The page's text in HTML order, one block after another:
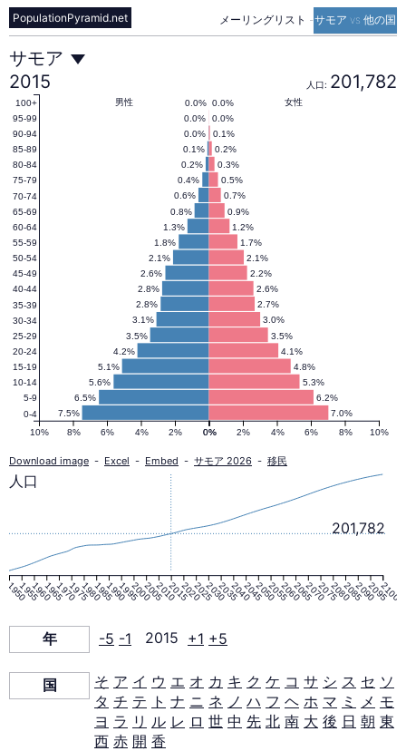
メーリングリスト -サモア vs 他の国
PopulationPyramid.net
サ
モ
ア
の
人
口
ピ
ラ
ミ
ド
2015
年
サモア
2015
人口: 201,782
7.0%
7.5%
6.2%
6.5%
5.3%
5.6%
4.8%
5.1%
4.1%
4.2%
3.5%
3.5%
3.0%
3.1%
2.7%
2.8%
2.6%
2.8%
2.2%
2.6%
2.1%
2.1%
1.7%
1.8%
1.2%
1.3%
0.9%
0.8%
0.7%
0.6%
0.5%
0.4%
0.3%
0.2%
0.2%
0.1%
0.1%
0.0%
0.0%
0.0%
0.0%
0.0% 女性
男性
0% 2% 4% 6% 8% 10%
10% 8% 6% 4% 2% 0%
0-4
5-9
10-14
15-19
20-24
25-29
30-34
35-39
40-44
45-49
50-54
55-59
60-64
65-69
70-74
75-79
80-84
85-89
90-94
95-99
100+
Download image - Excel - Embed - サモア 2026 - 移民
1950195519601965197019751980198519901995200020052010201520202025203020352040204520502055206020652070207520802085209020952100
201,782
人口
年 -5 -1 2015 +1 +5
国 そ ア イ ウ エ オ カ キ ク ケ コ サ シ ス セ ソ
タ チ テ ト ナ ニ ネ ノ ハ フ ヘ ホ マ ミ メ モ
ヨ ラ リ ル レ ロ 世 中 先 北 南 大 後 日 朝 東
西 赤 開 香